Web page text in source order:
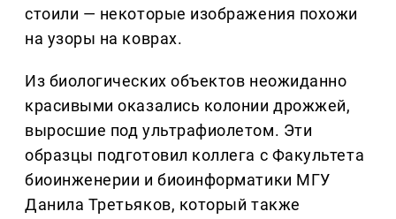
стоили — некоторые изображения похожи
на узоры на коврах.
Из биологических объектов неожиданно
красивыми оказались колонии дрожжей,
выросшие под ультрафиолетом. Эти
образцы подготовил коллега с Факультета
биоинженерии и биоинформатики МГУ
Данила Третьяков, который также